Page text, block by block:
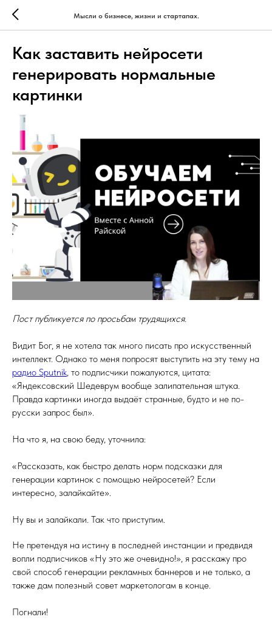
Мысли о бизнесе, жизни и стартапах.
Как заставить нейросети
генерировать нормальные
картинки
Пост публикуется по просьбам трудящихся.
Видит Бог, я не хотела так много писать про искусственный
интеллект. Однако то меня попросят выступить на эту тему на
радио Sputnik, то подписчики пожалуются, цитата:
«Яндексовский Шедеврум вообще залипательная штука.
Правда картинки иногда выдаёт странные, будто и не по-
русски запрос был».
На что я, на свою беду, уточнила:
«Рассказать, как быстро делать норм подсказки для
генерации картинок с помощью нейросетей? Если
интересно, залайкайте».
Ну вы и залайкали. Так что приступим.
Не претендуя на истину в последней инстанции и предвидя
вопли подписчиков «Ну это же очевидно!», я расскажу про
свой способ генерации рекламных баннеров и не только, а
также дам полезный совет маркетологам в конце.
Погнали!